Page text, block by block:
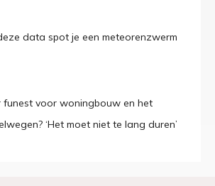
data spot je een meteorenzwerm
voor woningbouw en het
‘Het moet niet te lang duren’